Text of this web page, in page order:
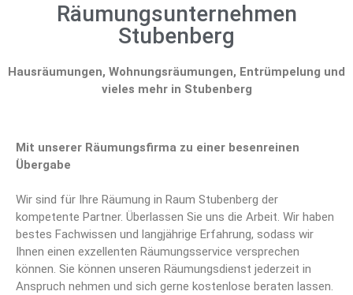
Räumungsunternehmen
Stubenberg
Hausräumungen, Wohnungsräumungen, Entrümpelung und
vieles mehr in Stubenberg
Mit unserer Räumungsfirma zu einer besenreinen
Übergabe
Wir sind für Ihre Räumung in Raum Stubenberg der
kompetente Partner. Überlassen Sie uns die Arbeit. Wir haben
bestes Fachwissen und langjährige Erfahrung, sodass wir
Ihnen einen exzellenten Räumungsservice versprechen
können. Sie können unseren Räumungsdienst jederzeit in
Anspruch nehmen und sich gerne kostenlose beraten lassen.